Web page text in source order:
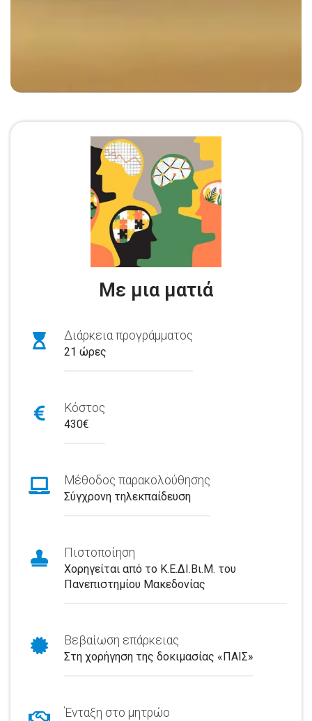
Με μια ματιά
Διάρκεια προγράμματος
21 ώρες
Κόστος
430€
Μέθοδος παρακολούθησης
Σύγχρονη τηλεκπαίδευση
Πιστοποίηση
Χορηγείται από το Κ.Ε.ΔΙ.Βι.Μ. του
Πανεπιστημίου Μακεδονίας
Βεβαίωση επάρκειας
Στη χορήγηση της δοκιμασίας «ΠΑΙΣ»
Ένταξη στο μητρώο